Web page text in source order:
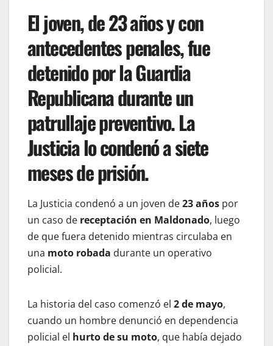
El joven, de 23 años y con
antecedentes penales, fue
detenido por la Guardia
Republicana durante un
patrullaje preventivo. La
Justicia lo condenó a siete
meses de prisión.
La Justicia condenó a un joven de23 años por
un caso de receptación en Maldonado, luego
de que fuera detenido mientras circulaba en
una moto robada durante un operativo
policial.
La historia del caso comenzó el 2 de mayo,
cuando un hombre denunció en dependencia
policial el hurto de su moto, que había dejado